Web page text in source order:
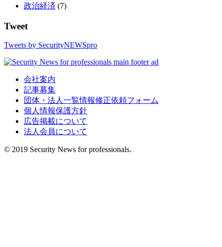
政治経済 (7)
Tweet
Tweets by SecurityNEWSpro
会社案内
記事募集
団体・法人一覧情報修正依頼フォーム
個人情報保護方針
広告掲載について
法人会員について
© 2019 Security News for professionals.